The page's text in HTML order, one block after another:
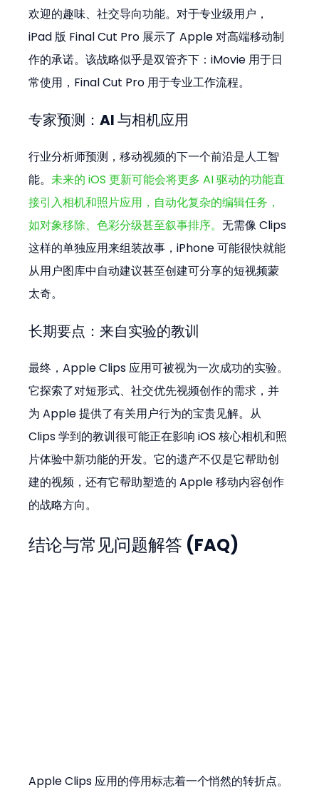
欢迎的趣味、社交导向功能。对于专业级用户，
iPad 版 Final Cut Pro 展示了 Apple 对高端移动制
作的承诺。该战略似乎是双管齐下：iMovie 用于日
常使用，Final Cut Pro 用于专业工作流程。
专家预测：AI 与相机应用
行业分析师预测，移动视频的下一个前沿是人工智
能。未来的 iOS 更新可能会将更多 AI 驱动的功能直
接引入相机和照片应用，自动化复杂的编辑任务，
如对象移除、色彩分级甚至叙事排序。无需像 Clips
这样的单独应用来组装故事，iPhone 可能很快就能
从用户图库中自动建议甚至创建可分享的短视频蒙
太奇。
长期要点：来自实验的教训
最终，Apple Clips 应用可被视为一次成功的实验。
它探索了对短形式、社交优先视频创作的需求，并
为 Apple 提供了有关用户行为的宝贵见解。从
Clips 学到的教训很可能正在影响 iOS 核心相机和照
片体验中新功能的开发。它的遗产不仅是它帮助创
建的视频，还有它帮助塑造的 Apple 移动内容创作
的战略方向。
结论与常见问题解答 (FAQ)
Apple Clips 应用的停用标志着一个悄然的转折点。